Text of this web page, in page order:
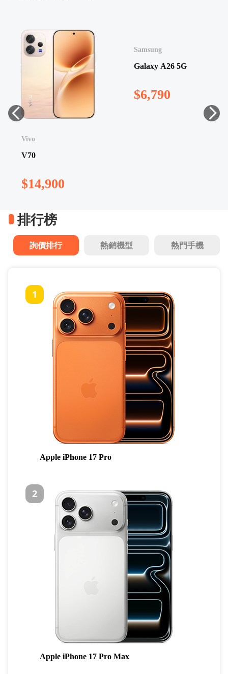
Vivo
V70
$14,900
排行榜
詢價排行 熱銷機型 熱門手機
1
Apple iPhone 17 Pro
2
Apple iPhone 17 Pro Max